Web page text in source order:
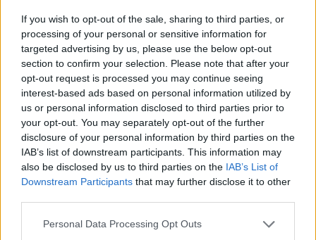
If you wish to opt-out of the sale, sharing to third parties, or
processing of your personal or sensitive information for
targeted advertising by us, please use the below opt-out
section to confirm your selection. Please note that after your
opt-out request is processed you may continue seeing
interest-based ads based on personal information utilized by
us or personal information disclosed to third parties prior to
your opt-out. You may separately opt-out of the further
disclosure of your personal information by third parties on the
IAB’s list of downstream participants. This information may
also be disclosed by us to third parties on the IAB’s List of
Downstream Participants that may further disclose it to other
Personal Data Processing Opt Outs
zgarnięcie darmowego Barona Nashora, który
znacząco przyczynił się do zwycięstwa w pierwszej grze.
Po niespełna 25 minutach Nexus Samsung GALAXY
eksplodował po raz pierwszy.
Potyczka numer dwa była niemalże identyczna jak
pierwsza. kt ponownie otworzyło to starcie pierwszą
krwią, która wpadła na konto Score'a. Samsung w
trakcie rozgrywki zgarniało kolejne Smoki Górskie,
jednakże kt zawsze odpowiadało zniszczeniem jakiejś
struktury, co pozwoliło im utrzymać przewagę nad
wicemistrzami świata. W 23. minucie gry kt zgarnęło
ace'a kosztem zaledwie jednego zawodnika, co